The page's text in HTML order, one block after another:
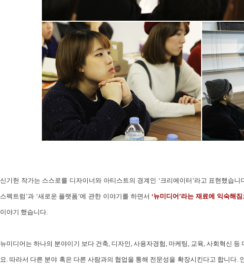
신기헌 작가는 스스로를 디자이너와 아티스트의 경계인 ‘크리에이터’라고 표현했습
스펙트럼’과 ‘새로운 플랫폼’에 관한 이야기를 하면서 ‘뉴미디어’라는 재료에 익숙해
이야기 했습니다.
뉴미디어는 하나의 분야이기 보다 건축, 디자인, 사용자경험, 마케팅, 교육, 사회혁신
요. 따라서 다른 분야 혹은 다른 사람과의 협업을 통해 전문성을 확장시킨다고 합니다.